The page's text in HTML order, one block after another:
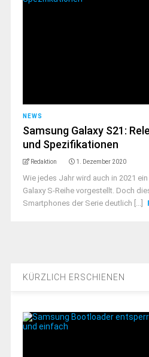
NEWS
Samsung Galaxy S21:
und Spezifikationen
Redaktion 1. Dezember 2020
Wie jedes Jahr wird auch in 2021
Galaxy S-Reihe vorgestellt. Doch
Smartphones der Serie deutlich [...]
KÜRZLICH ERSCHIENEN